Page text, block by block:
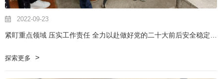
2022-09-23
紧盯重点领域 压实工作责任 全力以赴做好党的二十大前后安全稳定工作
探索更多